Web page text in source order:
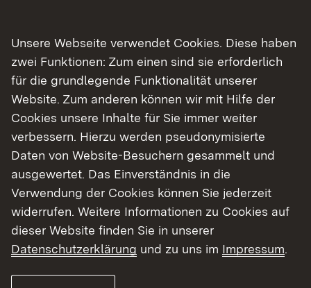
Ein Baustein in der Überwachung des
Onlinehandels ist die Durchsetzung der
Registrierungspflicht für Lebensmittel- und
Futtermittelunternehmen im Internethandel und
die Möglichkeit für die Verbraucher, durch
geeignete Siegel die registrierten Händler zu
identifizieren.
Ergänzend werden stichpunktartige
Produktkontrollen durch anonyme Probenahmen
durchgeführt. Dabei arbeiten die Experten der
Stabsstelle behörden- und länderübergreifend.
Unsere Webseite verwendet Cookies. Diese haben
zwei Funktionen: Zum einen sind sie erforderlich
für die grundlegende Funktionalität unserer
Website. Zum anderen können wir mit Hilfe der
Cookies unsere Inhalte für Sie immer weiter
verbessern. Hierzu werden pseudonymisierte
Daten von Website-Besuchern gesammelt und
ausgewertet. Das Einverständnis in die
Verwendung der Cookies können Sie jederzeit
widerrufen. Weitere Informationen zu Cookies auf
dieser Website finden Sie in unserer
Datenschutzerklärung und zu uns im Impressum.